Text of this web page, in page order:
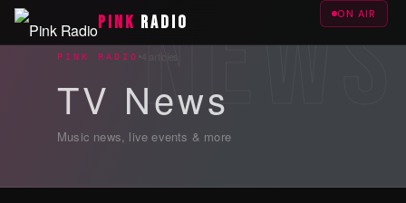
PINK RADIO ON AIR
PINK RADIO
TV News
Music news, live events & more